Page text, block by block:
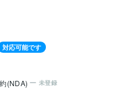
対応可能です
(NDA) 未登録